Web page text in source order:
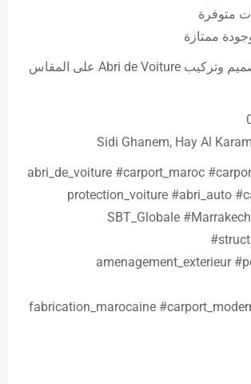
متوفرة
ممتازة
اتصل بنا الآن لتصميم وتركيب Abri de Voiture على المقاس
#SBT_Globale
#amenagement_exterieur